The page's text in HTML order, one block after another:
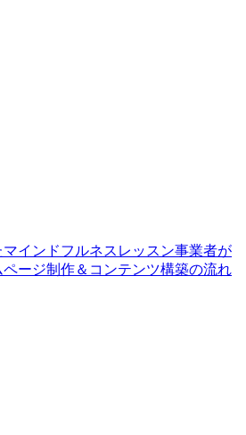
インドフルネスレッスン事業者が
ージ制作＆コンテンツ構築の流れ